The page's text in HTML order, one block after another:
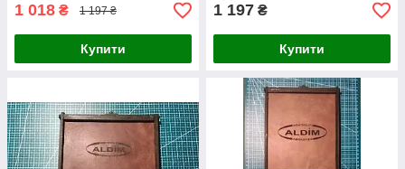
1 018 ₴ 1 197 ₴
Купити
1 197 ₴
Купити